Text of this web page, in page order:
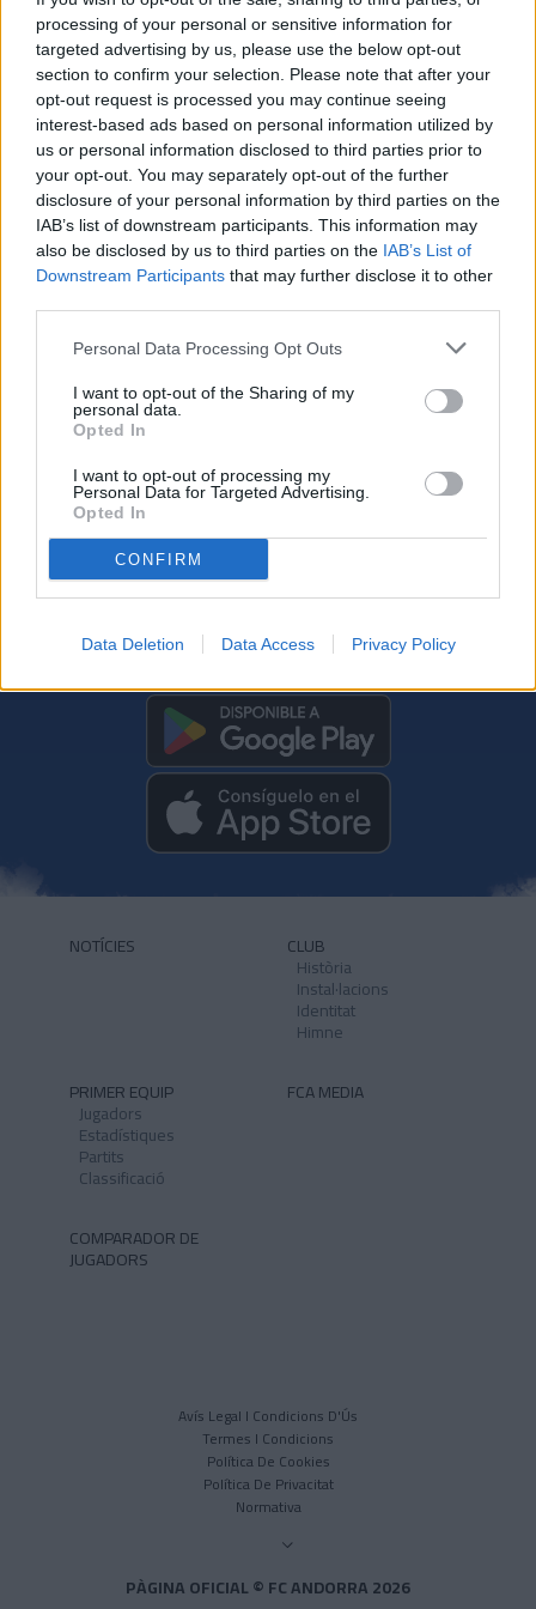
processing of your personal or sensitive information for
targeted advertising by us, please use the below opt-out
section to confirm your selection. Please note that after your
opt-out request is processed you may continue seeing
interest-based ads based on personal information utilized by
us or personal information disclosed to third parties prior to
your opt-out. You may separately opt-out of the further
disclosure of your personal information by third parties on the
IAB’s list of downstream participants. This information may
also be disclosed by us to third parties on the IAB’s List of
Downstream Participants that may further disclose it to other
Personal Data Processing Opt Outs
I want to opt-out of the Sharing of my
personal data.
Opted In
I want to opt-out of processing my
Personal Data for Targeted Advertising.
Opted In
CONFIRM
Data Deletion Data Access Privacy Policy
Accident per tancar la pretemporada
PRIMER EQUIP
Enes Sali, talent jove per a l'atac
tricolor
PRIMER EQUIP
Acord amb el Mallorca pel traspàs de
Josep Cerdà
L'Andorra és superior i aconsegueix
DESCARREGA L'APLICACIÓ ARA
NOTÍCIES CLUB
Història
Instal·lacions
Identitat
Himne
PRIMER EQUIP
Jugadors
Estadístiques
Partits
Classificació
FCA MEDIA
COMPARADOR DE
JUGADORS
Avís Legal I Condicions D'Ús
Termes I Condicions
Política De Cookies
Política De Privacitat
Normativa
PÀGINA OFICIAL © FC ANDORRA 2026